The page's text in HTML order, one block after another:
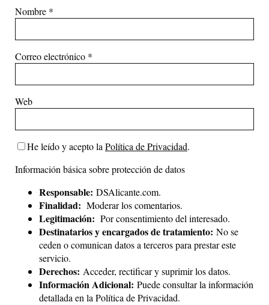
Nombre *
Correo electrónico *
Web
He leído y acepto laPolítica de Privacidad.
Información básica sobre protección de datos
Responsable: DSAlicante.com.
Finalidad: Moderar los comentarios.
Legitimación: Por consentimiento del interesado.
Destinatarios y encargados de tratamiento: No se
ceden o comunican datos a terceros para prestar este
servicio.
Derechos: Acceder, rectificar y suprimir los datos.
Información Adicional: Puede consultar la información
detallada en laPolítica de Privacidad.